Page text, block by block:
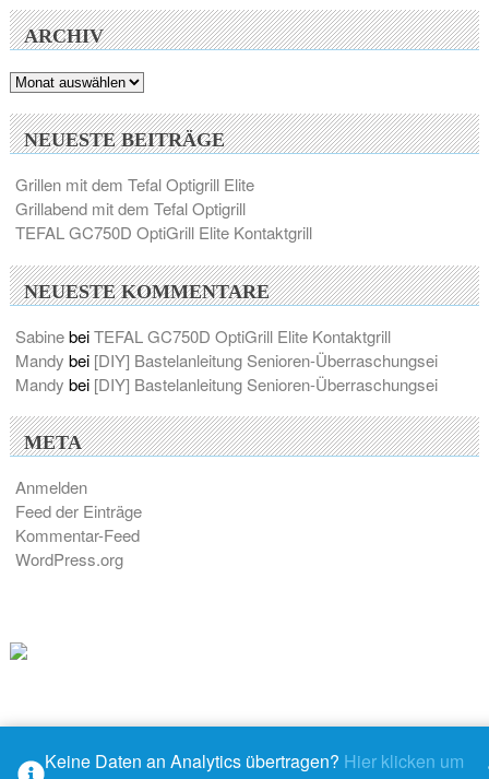
ARCHIV
Archiv
NEUESTE BEITRÄGE
Grillen mit dem Tefal Optigrill Elite
Grillabend mit dem Tefal Optigrill
TEFAL GC750D OptiGrill Elite Kontaktgrill
NEUESTE KOMMENTARE
SabinebeiTEFAL GC750D OptiGrill Elite Kontaktgrill
Mandy bei [DIY] Bastelanleitung Senioren-Überraschungsei
Mandy bei [DIY] Bastelanleitung Senioren-Überraschungsei
META
Anmelden
Feed der Einträge
Kommentar-Feed
WordPress.org
Keine Daten an Analytics übertragen? Hier klicken um